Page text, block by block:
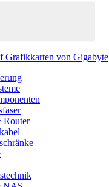
Grafikkarten von Gigabyte
Router